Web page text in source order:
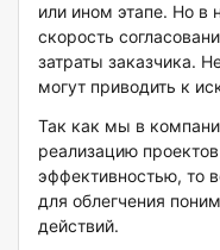
или ином этапе. Но в
скорость
затраты заказчика.
могут приводить к
Так как мы в
реализацию
эффективностью, то
для облегчения
действий.